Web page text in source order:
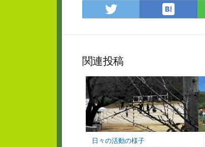
Twitter
で
ア
は
て
マ
ー
ク
に
保
関連投稿
日々の活動の様子